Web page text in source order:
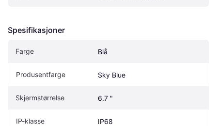
Spesifikasjoner
Farge Blå
Produsentfarge Sky Blue
Skjermstørrelse 6.7 "
IP-klasse IP68